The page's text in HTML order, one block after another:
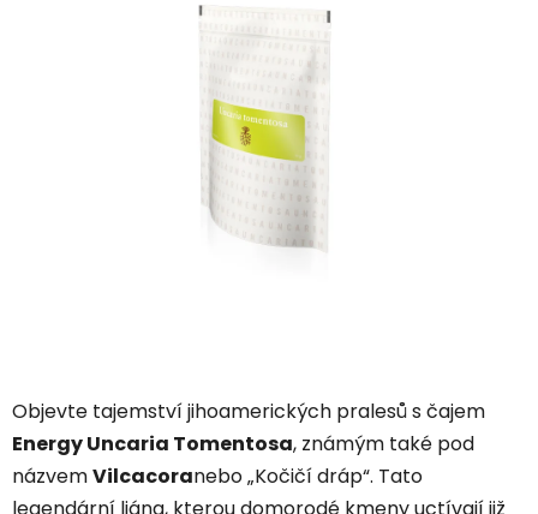
Objevte tajemství jihoamerických pralesů s čajem
Energy Uncaria Tomentosa, známým také pod
názvemVilcacoranebo „Kočičí dráp“. Tato